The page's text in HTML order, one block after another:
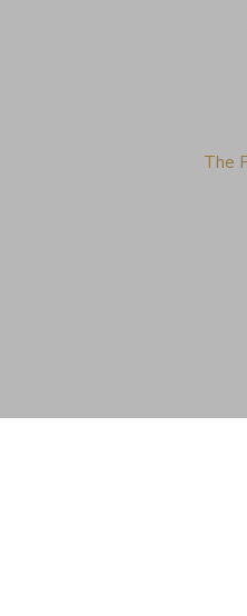
The
briljant volledig
en heeft
accentueert op